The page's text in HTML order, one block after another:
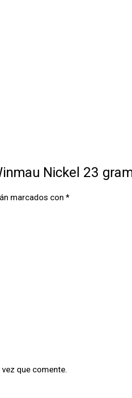
Nickel 23
marcados con *
que comente.